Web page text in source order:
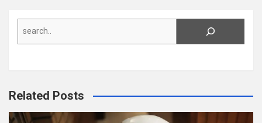
Search
Related Posts